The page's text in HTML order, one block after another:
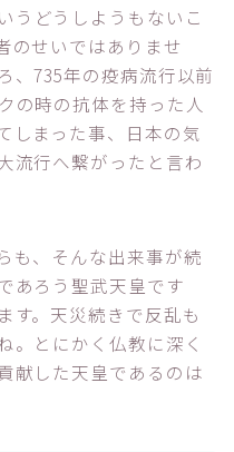
うどうしようもないこ
のせいではありませ
、735年の疫病流行以前
の時の抗体を持った人
しまった事、日本の気
流行へ繋がったと言わ
も、そんな出来事が続
あろう聖武天皇です
す。天災続きで反乱も
。とにかく仏教に深く
献した天皇であるのは